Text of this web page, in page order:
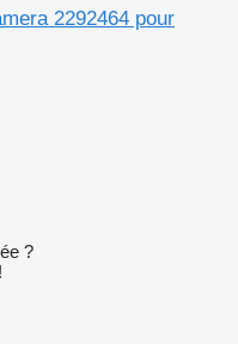
2292464 pour
?